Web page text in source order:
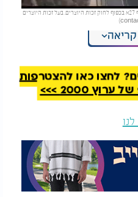
(צילום: השימוש בסרטון/בתמונה נעשה על פי סעיף 27א בכפוף לחוק זכות היוצרים. בעל זכות היוצרים
)
חלילה אם המשאית הייתה
שנסעו באותו השעה
לחצו כאן להצטרפות
2000 >>>